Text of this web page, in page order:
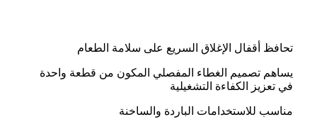
تحافظ أقفال الإغلاق السريع على سلامة الطعام
يساهم تصميم الغطاء المفصلي المكون من قطعة واحدة
في تعزيز الكفاءة التشغيلية
مناسب للاستخدامات الباردة والساخنة